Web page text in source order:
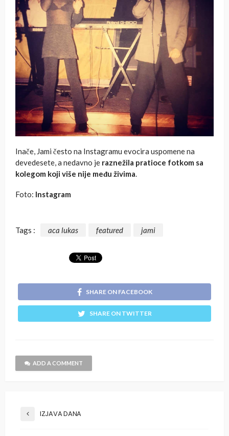
Inače, Jami često na Instagramu evocira uspomene na
devedesete, a nedavno je raznežila pratioce fotkom sa
kolegom koji više nije među živima.
Foto: Instagram
Tags : aca lukas featured jami
SHARE ON FACEBOOK
SHARE ON TWITTER
ADD A COMMENT
IZJAVA DANA